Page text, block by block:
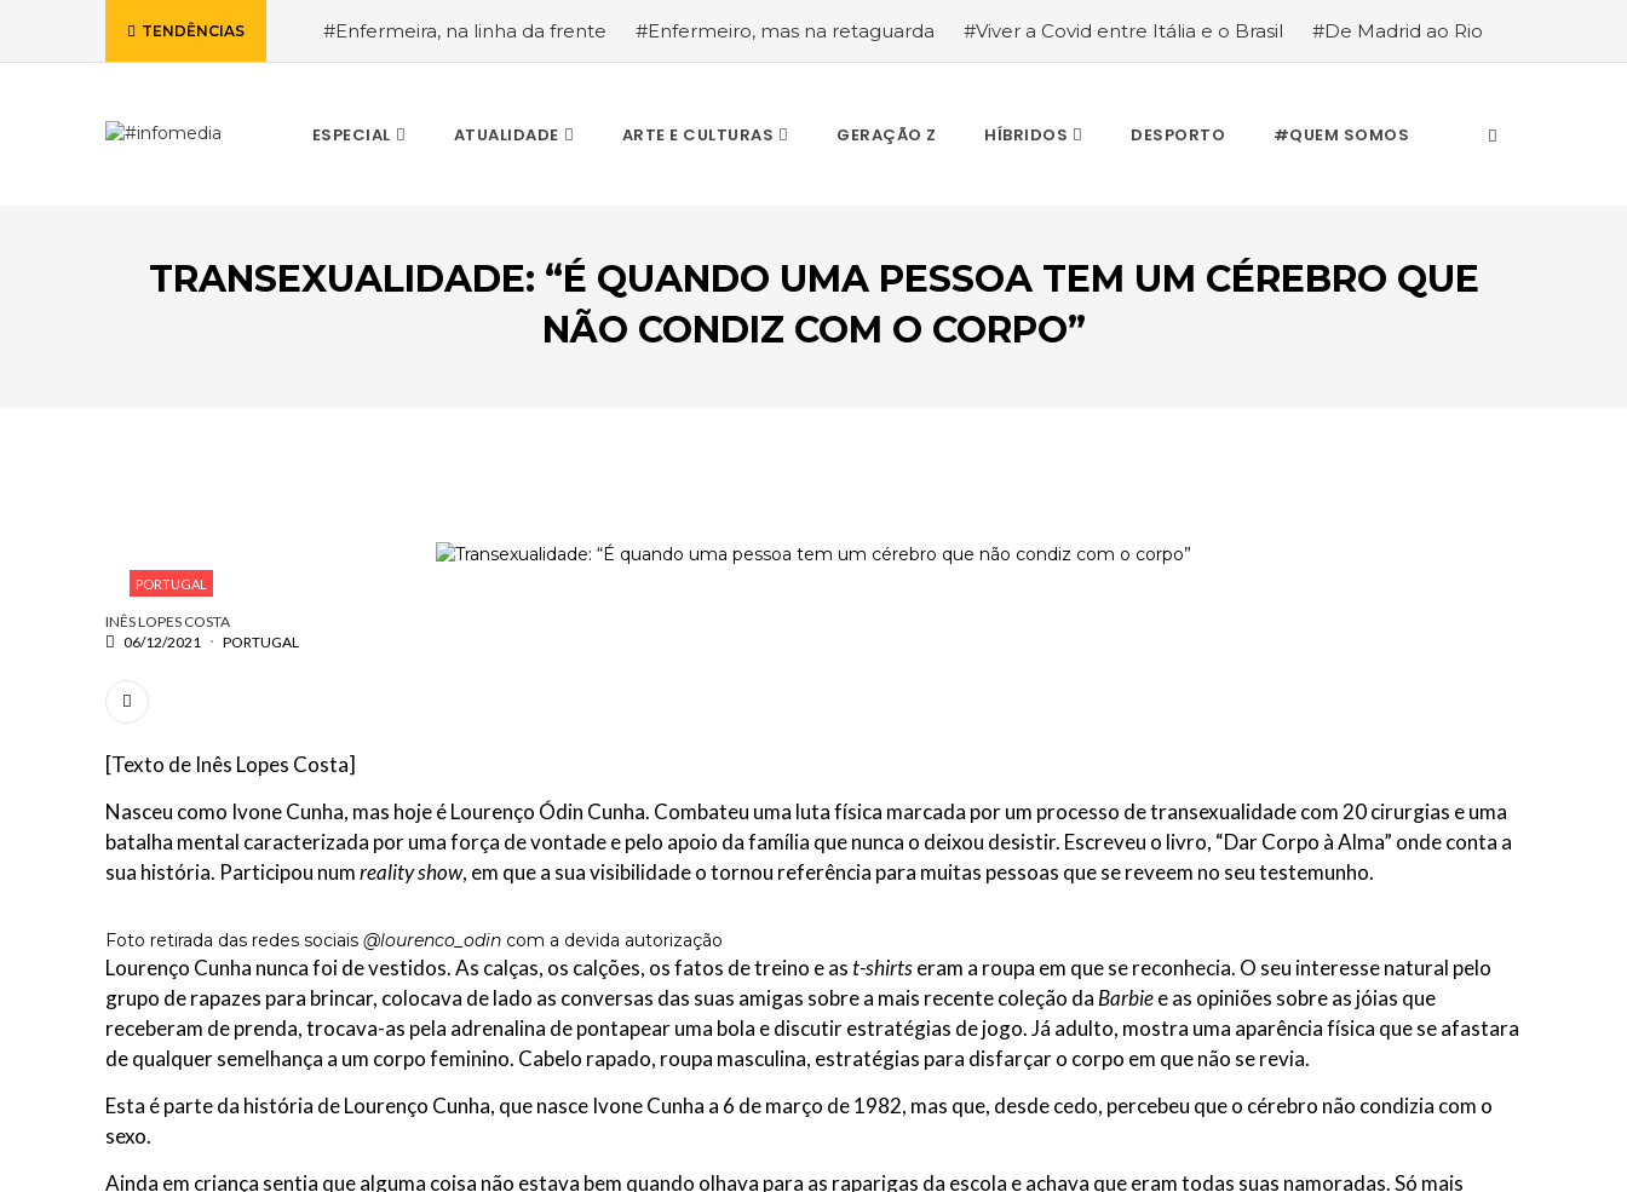
TENDÊNCIAS #Enfermeira, na linha da frente #Enfermeiro, mas na retaguarda #Viver a Covid entre Itália e o Brasil
#De Madrid ao Rio
ESPECIAL ATUALIDADE ARTE E CULTURAS GERAÇÃO Z HÍBRIDOS DESPORTO #QUEM SOMOS
TRANSEXUALIDADE: “É QUANDO UMA PESSOA TEM UM CÉREBRO QUE
NÃO CONDIZ COM O CORPO”
PORTUGAL
INÊS LOPES COSTA
06/12/2021
PORTUGAL
[Texto de Inês Lopes Costa]
Nasceu como Ivone Cunha, mas hoje é Lourenço Ódin Cunha. Combateu uma luta física marcada por um processo de transexualidade com 20 cirurgias e uma
batalha mental caracterizada por uma força de vontade e pelo apoio da família que nunca o deixou desistir. Escreveu o livro, “Dar Corpo à Alma” onde conta a
sua história. Participou numreality show, em que a sua visibilidade o tornou referência para muitas pessoas que se reveem no seu testemunho.
Foto retirada das redes sociais @lourenco_odin com a devida autorização
Lourenço Cunha nunca foi de vestidos. As calças, os calções, os fatos de treino e ast-shirtseram a roupa em que se reconhecia. O seu interesse natural pelo
grupo de rapazes para brincar, colocava de lado as conversas das suas amigas sobre a mais recente coleção da Barbiee as opiniões sobre as jóias que
receberam de prenda, trocava-as pela adrenalina de pontapear uma bola e discutir estratégias de jogo. Já adulto, mostra uma aparência física que se afastara
de qualquer semelhança a um corpo feminino. Cabelo rapado, roupa masculina, estratégias para disfarçar o corpo em que não se revia.
Esta é parte da história de Lourenço Cunha, que nasce Ivone Cunha a 6 de março de 1982, mas que, desde cedo, percebeu que o cérebro não condizia com o
sexo.
Ainda em criança sentia que alguma coisa não estava bem quando olhava para as raparigas da escola e achava que eram todas suas namoradas. Só mais